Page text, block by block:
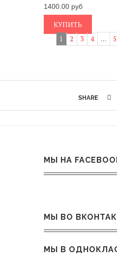
1400.00
КУПИТЬ
1 2 3 4 …
SHARE
МЫ НА
МЫ ВО
МЫ В